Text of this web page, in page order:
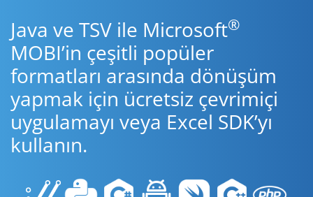
Java ve TSV ile Microsoft®
MOBI’in çeşitli popüler
formatları arasında dönüşüm
yapmak için ücretsiz çevrimiçi
uygulamayı veya Excel SDK’yı
kullanın.